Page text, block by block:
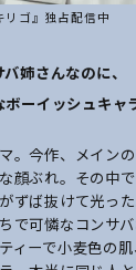
ゴ』独占配信中
バ姉さんなのに、
ボーイッシュキ
。今作、メイン
顔ぶれ。その中
ずば抜けて光っ
で可憐なコンサ
ィーで小麦色の